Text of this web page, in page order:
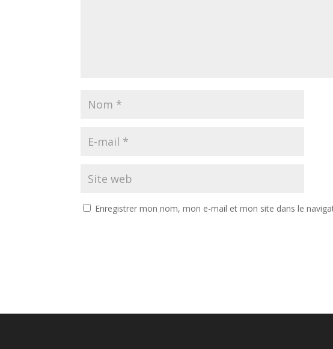
Enregistrer mon nom, mon e-mail et mon site dans le